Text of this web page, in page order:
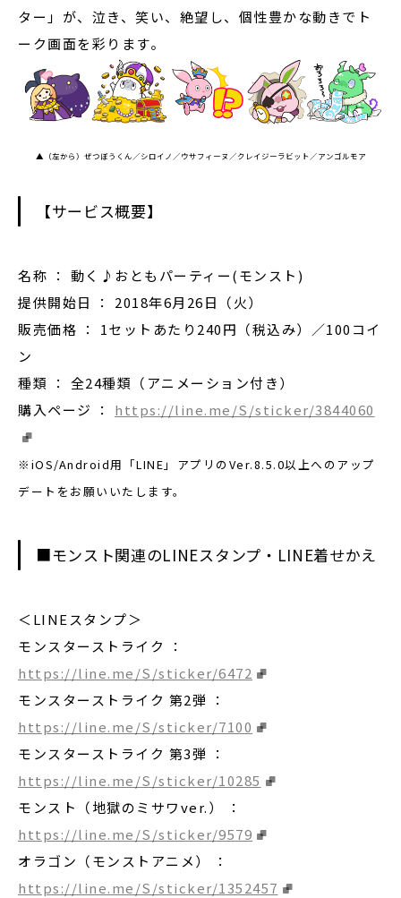
ター」が、泣き、笑い、絶望し、個性豊かな動きでト
ーク画面を彩ります。
▲（左から）ぜつぼうくん／シロイノ／ウサフィーヌ／クレイジーラビット／アンゴルモア
【サービス概要】
名称 ： 動く♪おともパーティー(モンスト)
提供開始日 ： 2018年6月26日（火）
販売価格 ： 1セットあたり240円（税込み）／100コイ
ン
種類 ： 全24種類（アニメーション付き）
購入ページ ： https://line.me/S/sticker/3844060
※iOS/Android用「LINE」アプリのVer.8.5.0以上へのアップ
デートをお願いいたします。
■モンスト関連のLINEスタンプ・LINE着せかえ
＜LINEスタンプ＞
モンスターストライク ：
https://line.me/S/sticker/6472
モンスターストライク 第2弾 ：
https://line.me/S/sticker/7100
モンスターストライク 第3弾 ：
https://line.me/S/sticker/10285
モンスト（地獄のミサワver.） ：
https://line.me/S/sticker/9579
オラゴン（モンストアニメ） ：
https://line.me/S/sticker/1352457